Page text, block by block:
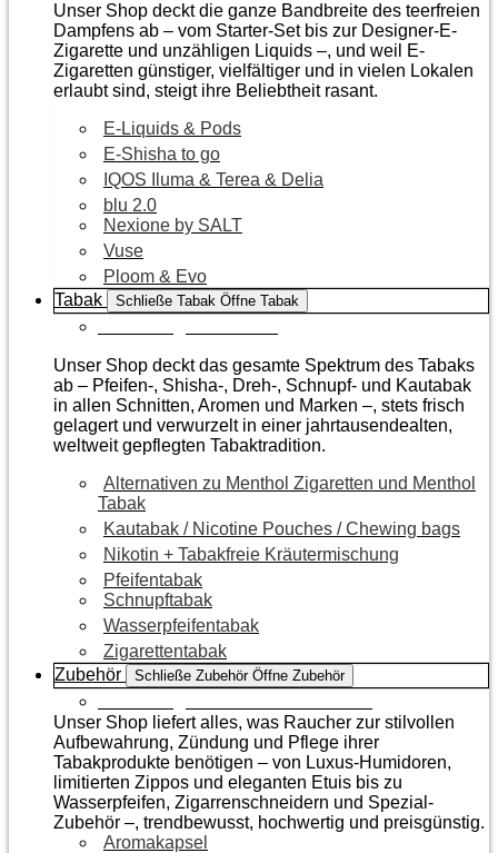
Unser Shop deckt die ganze Bandbreite des teerfreien
Dampfens ab – vom Starter-Set bis zur Designer-E-
Zigarette und unzähligen Liquids –, und weil E-
Zigaretten günstiger, vielfältiger und in vielen Lokalen
erlaubt sind, steigt ihre Beliebtheit rasant.
E-Liquids & Pods
E-Shisha to go
IQOS Iluma & Terea & Delia
blu 2.0
Nexione by SALT
Vuse
Ploom & Evo
Tabak
Schließe Tabak Öffne Tabak
Unser Shop deckt das gesamte Spektrum des Tabaks
ab – Pfeifen-, Shisha-, Dreh-, Schnupf- und Kautabak
in allen Schnitten, Aromen und Marken –, stets frisch
gelagert und verwurzelt in einer jahrtausendealten,
weltweit gepflegten Tabaktradition.
Alternativen zu Menthol Zigaretten und Menthol
Tabak
Kautabak / Nicotine Pouches / Chewing bags
Nikotin + Tabakfreie Kräutermischung
Pfeifentabak
Schnupftabak
Wasserpfeifentabak
Zigarettentabak
Zubehör
Schließe Zubehör Öffne Zubehör
Unser Shop liefert alles, was Raucher zur stilvollen
Aufbewahrung, Zündung und Pflege ihrer
Tabakprodukte benötigen – von Luxus-Humidoren,
limitierten Zippos und eleganten Etuis bis zu
Wasserpfeifen, Zigarrenschneidern und Spezial-
Zubehör –, trendbewusst, hochwertig und preisgünstig.
Aromakapsel